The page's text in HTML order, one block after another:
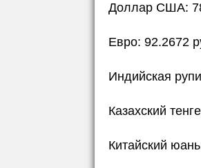
Доллар США:
Евро: 92.2672
Индийская
Казахский
Китайский